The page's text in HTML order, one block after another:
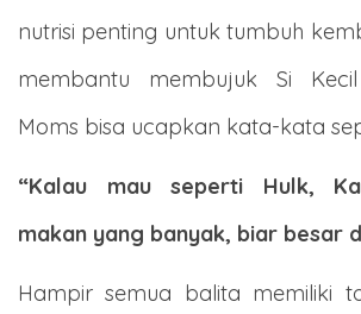
nutrisi penting untuk tumbuh
membantu membujuk Si
Moms bisa ucapkan kata-kata
“Kalau mau seperti Hulk,
makan yang banyak, biar besar
Hampir semua balita memiliki